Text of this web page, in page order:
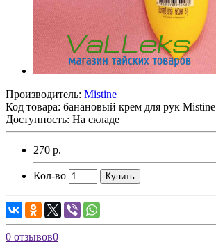
Производитель: Mistine
Код товара: банановый крем для рук Mistine
Доступность: На складе
270 р.
Кол-во Купить
0 отзывов0